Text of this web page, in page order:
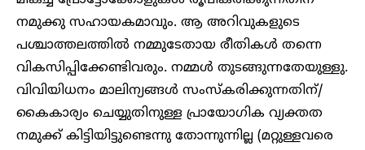
നമുക്കു സഹായകമാവും. ആ അറിവുകളുടെ
പശ്ചാത്തലത്തിൽ നമ്മുടേതായ രീതികൾ തന്നെ
വികസിപ്പിക്കേണ്ടിവരും. നമ്മൾ തുടങ്ങുന്നതേയുള്ളു.
വിവിയിധനം മാലിന്യങ്ങൾ സംസ്കരിക്കുന്നതിന്/
കൈകാര്യം ചെയ്യുതിനുള്ള പ്രായോഗിക വ്യക്തത
നമുക്ക് കിട്ടിയിട്ടുണ്ടെന്നു തോന്നുന്നില്ല (മറ്റുള്ളവരെ